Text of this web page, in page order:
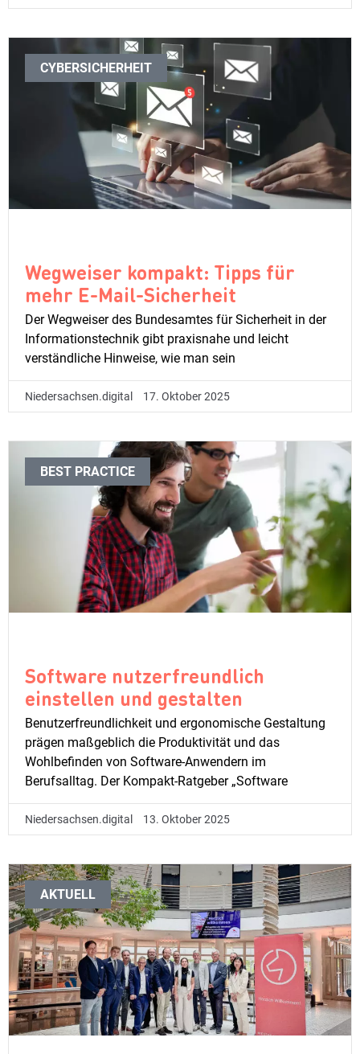
CYBERSICHERHEIT
Wegweiser kompakt: Tipps für
mehr E-Mail-Sicherheit
Der Wegweiser des Bundesamtes für Sicherheit in der
Informationstechnik gibt praxisnahe und leicht
verständliche Hinweise, wie man sein
Niedersachsen.digital 17. Oktober 2025
BEST PRACTICE
Software nutzerfreundlich
einstellen und gestalten
Benutzerfreundlichkeit und ergonomische Gestaltung
prägen maßgeblich die Produktivität und das
Wohlbefinden von Software-Anwendern im
Berufsalltag. Der Kompakt-Ratgeber „Software
Niedersachsen.digital 13. Oktober 2025
AKTUELL